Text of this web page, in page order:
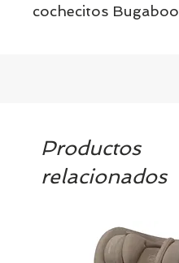
cochecitos Bugaboo
Productos
relacionados